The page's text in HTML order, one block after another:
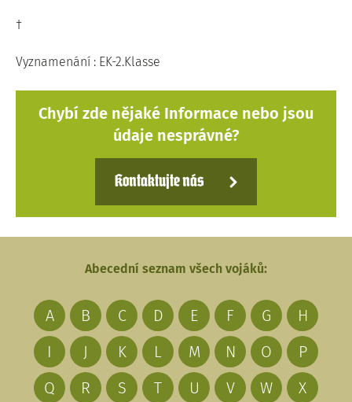
†
Vyznamenání : EK-2.Klasse
Chybí zde nějaké Informace nebo jsou
údaje nesprávné?
Kontaktujte nás
Abecední seznam všech vojáků:
A B C D E F G
H
I
J K L M N O
P
Q
R S T U V W
X